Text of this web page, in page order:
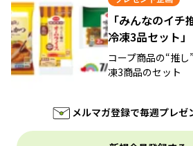
「みんなのイ
冷凍3品セット」
コープ商品の“推
凍3商品のセット
メルマガ登録で毎週プレゼ